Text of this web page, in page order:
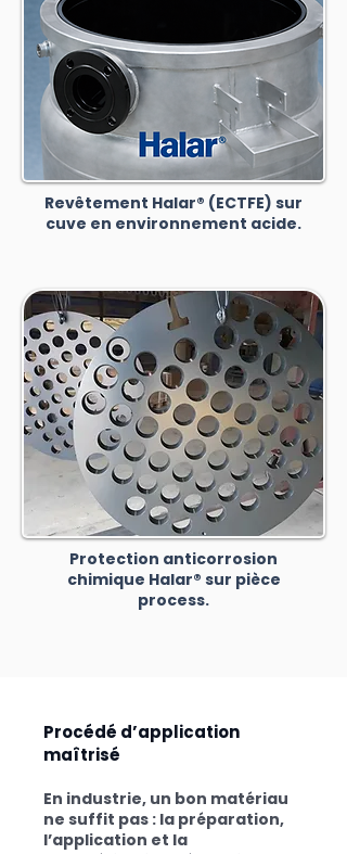
Revêtement Halar® (ECTFE) sur
cuve en environnement acide.
Protection anticorrosion
chimique Halar® sur pièce
process.
Procédé d’application
maîtrisé
En industrie, un bon matériau
ne suffit pas : la préparation,
l’application et la